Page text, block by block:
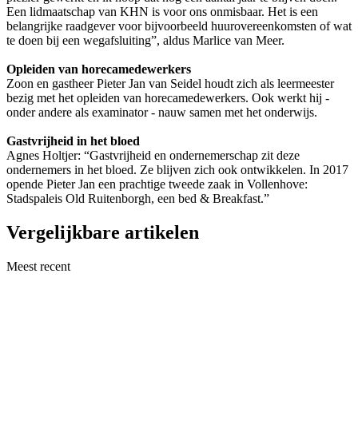
Een lidmaatschap van KHN is voor ons onmisbaar. Het is een
belangrijke raadgever voor bijvoorbeeld huurovereenkomsten of wat
te doen bij een wegafsluiting”, aldus Marlice van Meer.
Opleiden van horecamedewerkers
Zoon en gastheer Pieter Jan van Seidel houdt zich als leermeester
bezig met het opleiden van horecamedewerkers. Ook werkt hij -
onder andere als examinator - nauw samen met het onderwijs.
Gastvrijheid in het bloed
Agnes Holtjer: “Gastvrijheid en ondernemerschap zit deze
ondernemers in het bloed. Ze blijven zich ook ontwikkelen. In 2017
opende Pieter Jan een prachtige tweede zaak in Vollenhove:
Stadspaleis Old Ruitenborgh, een bed & Breakfast.”
Vergelijkbare artikelen
Meest recent